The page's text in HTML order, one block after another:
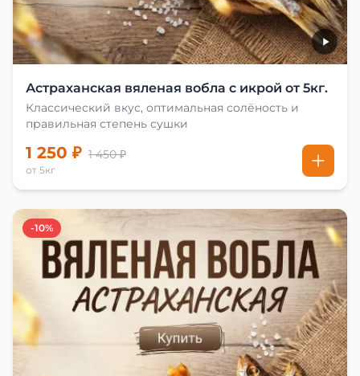
Астраханская вяленая вобла с икрой от 5кг.
Классический вкус, оптимальная солёность и
правильная степень сушки
1 250 ₽ 1 450 ₽
от 5кг
-10%